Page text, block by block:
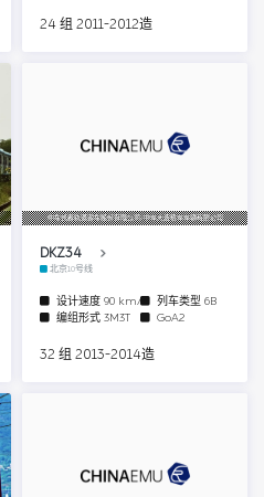
24 组 2011-2012造
中车长春轨道客车股份有限公司/中车大连机车车辆有限公司
DKZ34
北京10号线
设计速度 90 km/h 列车类型 6B
编组形式 3M3T GoA2
32 组 2013-2014造